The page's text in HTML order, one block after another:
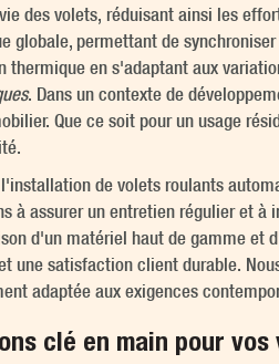
des volets, réduisant ainsi les
globale, permettant de
thermique en s'adaptant aux
. Dans un contexte de
Que ce soit pour un usage
de volets roulants
à assurer un entretien régulier et
d'un matériel haut de gamme et
une satisfaction client durable.
adaptée aux exigences
clé en main pour